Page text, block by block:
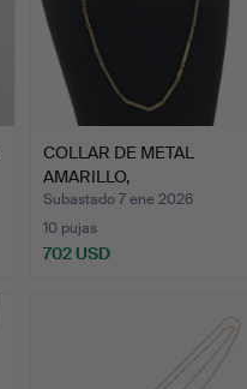
COLLAR DE METAL
AMARILLO,
POSIBLEMENTE CHI…
Subastado 7 ene 2026
10 pujas
702 USD